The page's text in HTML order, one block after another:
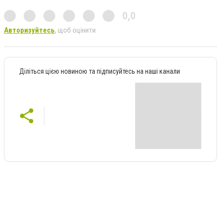
0,0
Авторизуйтесь, щоб оцінити
Діліться цією новиною та підписуйтесь на наші канали